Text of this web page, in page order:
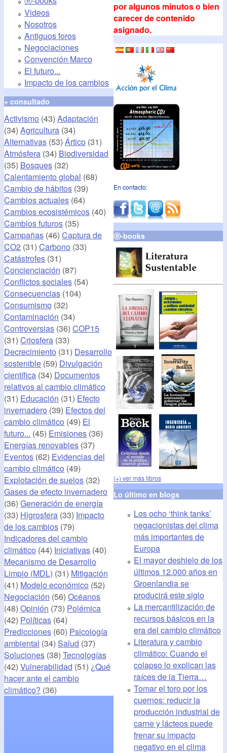
Videos
Nosotros
Antiguos foros
Negociaciones
Convención Marco
El futuro...
Impacto de los cambios
+ consultado
Activismo (43) Adaptación
(34) Agricultura (34)
Alternativas (53) Ártico (31)
Atmósfera (34) Biodiversidad
(35) Bosques (32)
Calentamiento global (68)
Cambio de hábitos (39)
Cambios actuales (64)
Cambios ecosistémicos (40)
Cambios futuros (35)
Campañas (46) Captura de
CO2 (31) Carbono (33)
Catástrofes (31)
Concienciación (87)
Conflictos sociales (54)
Consecuencias (104)
Consumismo (32)
Contaminación (34)
Controversias (36) COP15
(31) Criosfera (33)
Decrecimiento (31) Desarrollo
sostenible (59) Divulgación
científica (34) Documentos
relativos al cambio climático
(31) Educación (31) Efecto
invernadero (39) Efectos del
cambio climático (49) El
futuro... (45) Emisiones (36)
Energías renovables (37)
Eventos (62) Evidencias del
cambio climático (49)
Explotación de suelos (32)
Gases de efecto invernadero
(36) Generación de energía
(33) Higrosfera (33) Impacto
de los cambios (79)
Indicadores del cambio
climático (44) Iniciativas (40)
Mecanismo de Desarrollo
Limpio (MDL) (31) Mitigación
(41) Modelo económico (52)
Negociación (56) Océanos
(48) Opinión (73) Polémica
(42) Políticas (64)
Predicciones (60) Psicología
ambiental (34) Salud (37)
Soluciones (38) Tecnologías
(42) Vulnerabilidad (51) ¿Qué
hacer ante el cambio
climático? (36)
por algunos minutos o bien
carecer de contenido
asignado.
En contacto:
ⓔ-books
(+) ver más libros
Lo último en blogs
Los ocho ‘think tanks’
negacionistas del clima
más importantes de
Europa
El mayor deshielo de los
últimos 12.000 años en
Groenlandia se
producirá este siglo
La mercantilización de
recursos básicos en la
era del cambio climático
Literatura y cambio
climático: Cuando el
colapso lo explican las
raíces de la Tierra…
Tomar el toro por los
cuernos: reducir la
producción industrial de
carne y lácteos puede
frenar su impacto
negativo en el clima